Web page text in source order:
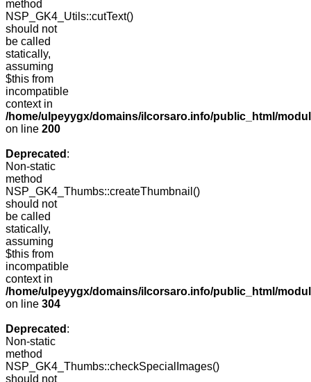
method
NSP_GK4_Utils::cutText()
should not
be called
statically,
assuming
$this from
incompatible
context in
/home/ulpeyygx/domains/ilcorsaro.info/public_html/
on line 200
Deprecated :
Non-static
method
NSP_GK4_Thumbs::createThumbnail()
should not
be called
statically,
assuming
$this from
incompatible
context in
/home/ulpeyygx/domains/ilcorsaro.info/public_html/
on line 304
Deprecated :
Non-static
method
NSP_GK4_Thumbs::checkSpecialImages()
should not